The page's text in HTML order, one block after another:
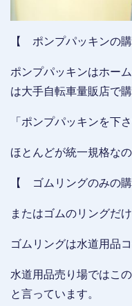
【 ポンプパッキンの
ポンプパッキンはホー
は大手自転車量販店で
「ポンプパッキンを下
ほとんどが統一規格な
【 ゴムリングのみの
またはゴムのリングだ
ゴムリングは水道用品
水道用品売り場ではこ
と言っています。